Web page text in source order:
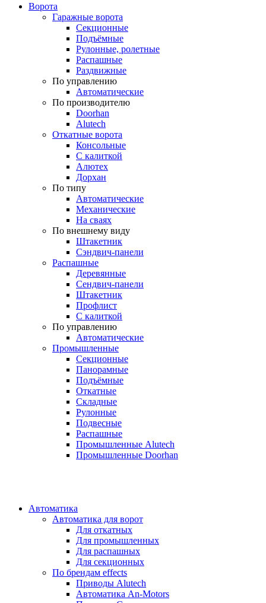
Ворота
Гаражные ворота
Секционные
Подъёмные
Рулонные, ролетные
Распашные
Раздвижные
По управлению
Автоматические
По производителю
Doorhan
Alutech
Откатные ворота
Консольные
С калиткой
Алютех
Дорхан
По типу
Автоматические
Механические
На сваях
По внешнему виду
Штакетник
Сэндвич-панели
Распашные
Деревянные
Сендвич-панели
Штакетник
Профлист
С калиткой
По управлению
Автоматические
Промышленные
Секционные
Панорамные
Подъёмные
Откатные
Складные
Рулонные
Подвесные
Распашные
Промышленные Alutech
Промышленные Doorhan
Автоматика
Автоматика для ворот
Для откатных
Для промышленных
Для распашных
Для секционных
По брендам effects
Приводы Alutech
Автоматика An-Motors